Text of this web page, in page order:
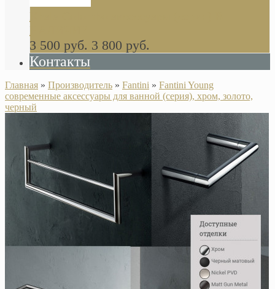
Khala Colombo аксессуары (серия) В
НАЛИЧИИ
3 500 руб. 3 800 руб.
Контакты
Главная » Производитель » Fantini » Fantini Young
современные аксессуары для ванной (серия), хром, золото,
черный